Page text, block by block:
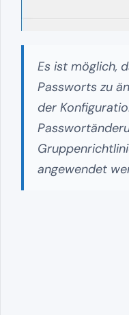
Es ist möglich,
Passworts zu
der
angewendet